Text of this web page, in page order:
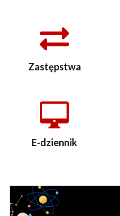
Zastępstwa
E-dziennik